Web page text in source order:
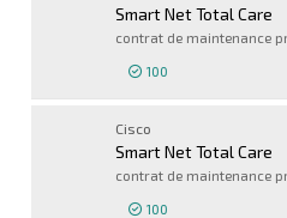
Smart Net Total Care
contrat de maintenance
100
Cisco
Smart Net Total Care
contrat de maintenance
100